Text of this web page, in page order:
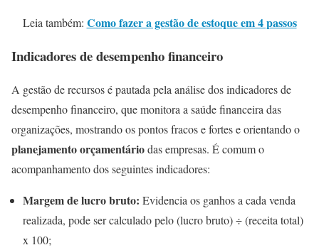
Leia também: Como fazer a gestão de estoque em 4 passos
Indicadores de desempenho financeiro
A gestão de recursos é pautada pela análise dos indicadores de
desempenho financeiro, que monitora a saúde financeira das
organizações, mostrando os pontos fracos e fortes e orientando o
planejamento orçamentáriodas empresas. É comum o
acompanhamento dos seguintes indicadores:
Margem de lucro bruto: Evidencia os ganhos a cada venda
realizada, pode ser calculado pelo (lucro bruto) ÷ (receita total)
x 100;